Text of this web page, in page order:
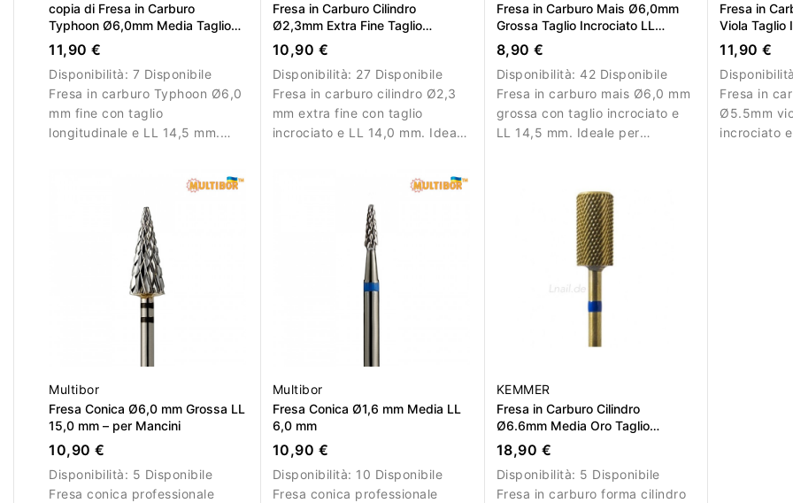
copia di Fresa in Carburo
Typhoon Ø6,0mm Media Taglio
Longitudinale LL 14,5mm
11,90 €
Disponibilità: 7 Disponibile
Fresa in carburo Typhoon Ø6,0
mm fine con taglio
longitudinale e LL 14,5 mm.
Fresa in Carburo Cilindro
Ø2,3mm Extra Fine Taglio
Incrociato LL 14,0mm
10,90 €
Disponibilità: 27 Disponibile
Fresa in carburo cilindro Ø2,3
mm extra fine con taglio
incrociato e LL 14,0 mm. Ideale
Fresa in Carburo Mais Ø6,0mm
Grossa Taglio Incrociato LL
14,5mm
8,90 €
Disponibilità:42 Disponibile
Fresa in carburo mais Ø6,0 mm
grossa con taglio incrociato e
LL 14,5 mm. Ideale per
Fresa in
Viola Taglio
11,90 €
Fresa in
Ø5.5mm
incrociato
Multibor
Fresa Conica Ø6,0 mm Grossa LL
15,0 mm – per Mancini
10,90 €
Disponibilità: 5 Disponibile
Fresa conica professionale
Multibor
Fresa Conica Ø1,6 mm Media LL
6,0 mm
10,90 €
Disponibilità: 10 Disponibile
Fresa conica professionale
KEMMER
Fresa in Carburo Cilindro
Ø6.6mm Media Oro Taglio
Incrociato LL 14.0mm
18,90 €
Disponibilità: 5 Disponibile
Fresa in carburo forma cilindro